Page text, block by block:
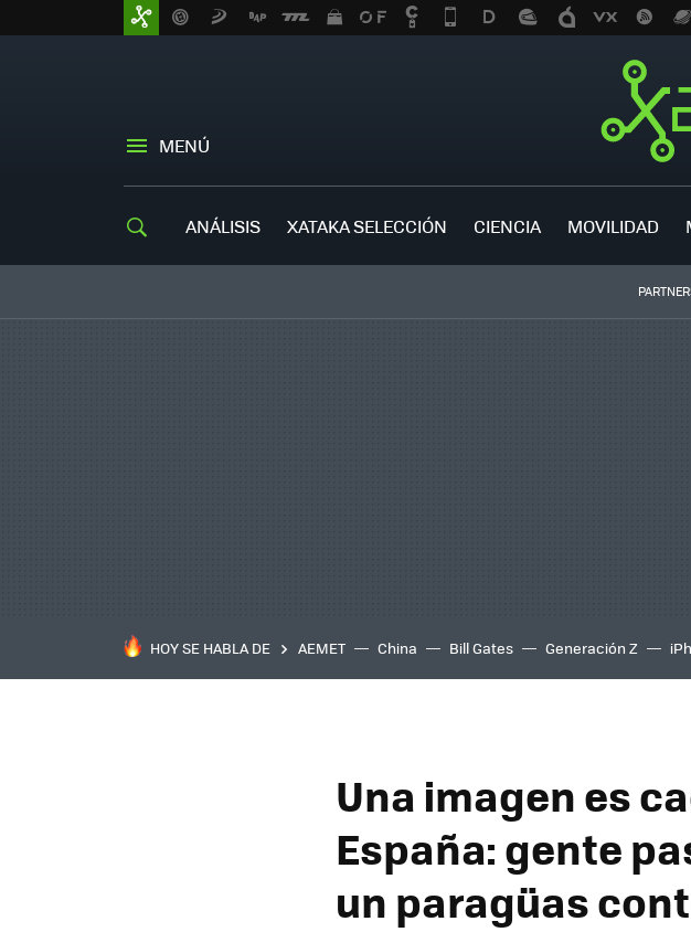
MENÚ
ANÁLISIS XATAKA SELECCIÓN CIENCIA MOVILIDAD
HOY SE HABLA DE AEMET China Bill Gates Generación Z
Una imagen es
España: gente
un paragüas